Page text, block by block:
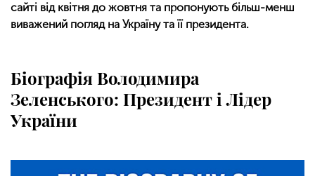
сайті від квітня до жовтня та пропонують більш-менш
виважений погляд на Україну та її президента.
Біографія Володимира
Зеленського: Президент і Лідер
України